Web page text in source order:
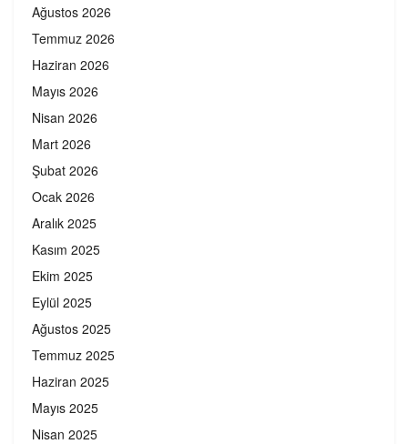
Ağustos 2026
Temmuz 2026
Haziran 2026
Mayıs 2026
Nisan 2026
Mart 2026
Şubat 2026
Ocak 2026
Aralık 2025
Kasım 2025
Ekim 2025
Eylül 2025
Ağustos 2025
Temmuz 2025
Haziran 2025
Mayıs 2025
Nisan 2025